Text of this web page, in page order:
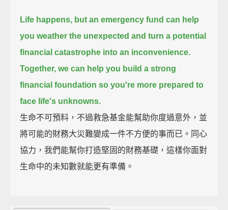
Life happens, but an emergency fund can help
you weather the unexpected and turn a potential
financial catastrophe into an inconvenience.
Together, we can help you build a strong
financial foundation so you're more prepared to
face life's unknowns.
生命不可預料，不過救急基金能幫助你度過意外，並
將可能的財務大災難變成一件不方便的事而已。同心
協力，我們能幫你打造堅固的財務基礎，這樣你面對
生命中的未知數就能更有準備。